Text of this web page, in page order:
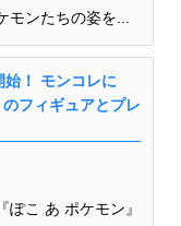
モンたちの姿を...
！ モンコレに
のフィギュアとプレ
こ あ ポケモン』